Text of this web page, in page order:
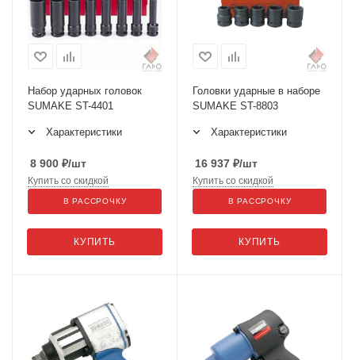
Набор ударных головок
SUMAKE ST-4401
Характеристики
8 900 ₽/шт
КУПИТЬ
Купить со скидкой
В РАССРОЧКУ
Головки ударные в наборе
SUMAKE ST-8803
Характеристики
16 937 ₽/шт
КУПИТЬ
Купить со скидкой
В РАССРОЧКУ